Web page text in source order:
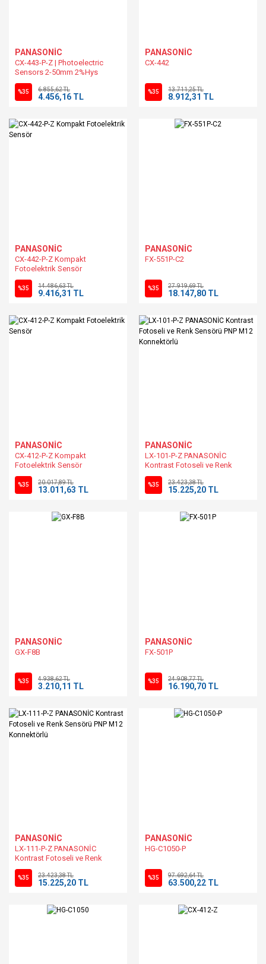
PANASONİC
CX-443-P-Z | Photoelectric
Sensors 2-50mm 2%Hys
BGS/FGS M8 Connection PNP
6.5mm spot
%35 6.855,62 TL
4.456,16 TL
PANASONİC
CX-442
%35 13.711,25 TL
8.912,31 TL
PANASONİC
CX-442-P-Z Kompakt
Fotoelektrik Sensör
%35 14.486,63 TL
9.416,31 TL
PANASONİC
FX-551P-C2
%35 27.919,69 TL
18.147,80 TL
PANASONİC
CX-412-P-Z Kompakt
Fotoelektrik Sensör
%35 20.017,89 TL
13.011,63 TL
PANASONİC
LX-101-P-Z PANASONİC
Kontrast Fotoseli ve Renk
Sensörü PNP M12 Konnektörlü
%35 23.423,38 TL
15.225,20 TL
PANASONİC
GX-F8B
%35 4.938,62 TL
3.210,11 TL
PANASONİC
FX-501P
%35 24.908,77 TL
16.190,70 TL
PANASONİC
LX-111-P-Z PANASONİC
Kontrast Fotoseli ve Renk
Sensörü PNP M12 Konnektörlü
%35 23.423,38 TL
15.225,20 TL
PANASONİC
HG-C1050-P
%35 97.692,64 TL
63.500,22 TL